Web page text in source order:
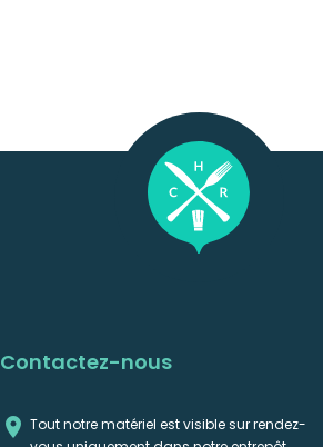
Contactez-nous
 Tout notre matériel est visible sur rendez-